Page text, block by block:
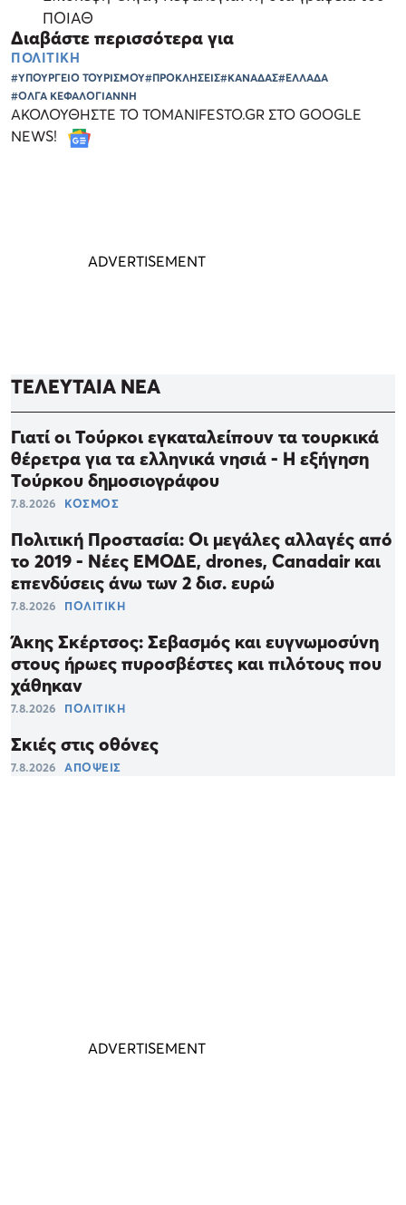
ΠΟΙΑΘ
Διαβάστε περισσότερα για
ΠΟΛΙΤΙΚΗ
#ΥΠΟΥΡΓΕΙΟ ΤΟΥΡΙΣΜΟΥ#ΠΡΟΚΛΗΣΕΙΣ#ΚΑΝΑΔΑΣ#ΕΛΛΑΔΑ
#ΟΛΓΑ ΚΕΦΑΛΟΓΙΑΝΝΗ
ΑΚΟΛΟΥΘΗΣΤΕ ΤΟ TOMANIFESTO.GR ΣΤΟ GOOGLE
NEWS!
ΤΕΛΕΥΤΑΙΑ ΝΕΑ
Γιατί οι Τούρκοι εγκαταλείπουν τα τουρκικά
θέρετρα για τα ελληνικά νησιά - Η εξήγηση
Τούρκου δημοσιογράφου
7.8.2026 ΚΟΣΜΟΣ
Πολιτική Προστασία: Οι μεγάλες αλλαγές από
το 2019 - Νέες ΕΜΟΔΕ, drones, Canadair και
επενδύσεις άνω των 2 δισ. ευρώ
7.8.2026 ΠΟΛΙΤΙΚΗ
Άκης Σκέρτσος: Σεβασμός και ευγνωμοσύνη
στους ήρωες πυροσβέστες και πιλότους που
χάθηκαν
7.8.2026 ΠΟΛΙΤΙΚΗ
Σκιές στις οθόνες
7.8.2026 ΑΠΟΨΕΙΣ